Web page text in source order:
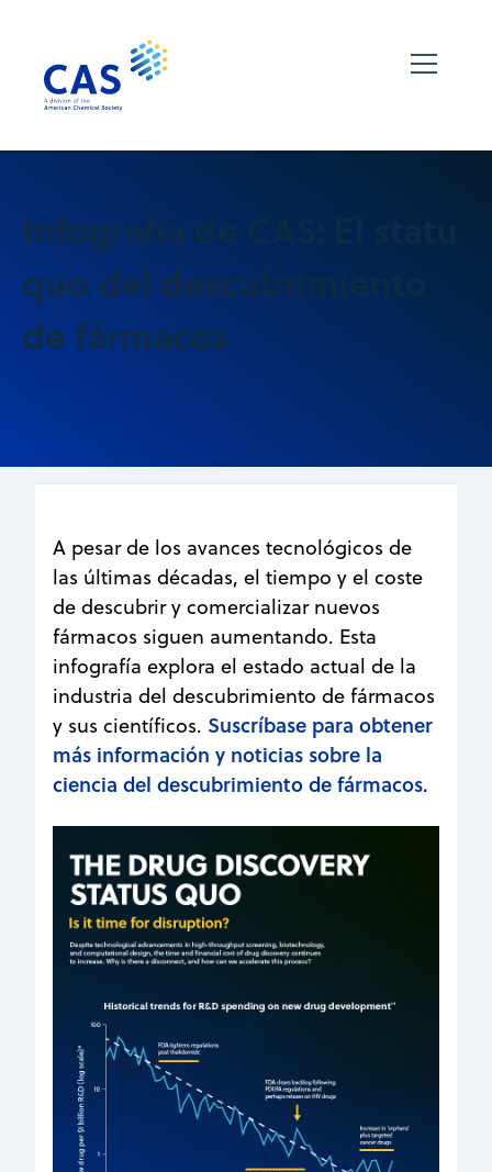
Infografía de CAS: El statu
quo del descubrimiento
de fármacos
A pesar de los avances tecnológicos de
las últimas décadas, el tiempo y el coste
de descubrir y comercializar nuevos
fármacos siguen aumentando. Esta
infografía explora el estado actual de la
industria del descubrimiento de fármacos
y sus científicos. Suscríbase para obtener
más información y noticias sobre la
ciencia del descubrimiento de fármacos.